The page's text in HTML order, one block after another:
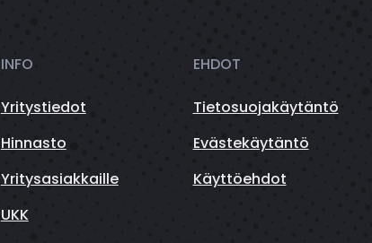
INFO
Yritystiedot
Hinnasto
Yritysasiakkaille
UKK
EHDOT
Tietosuojakäytäntö
Evästekäytäntö
Käyttöehdot